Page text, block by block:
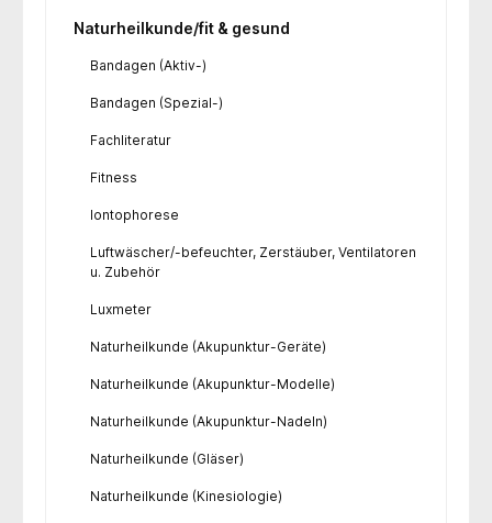
Naturheilkunde/fit & gesund
Bandagen (Aktiv-)
Bandagen (Spezial-)
Fachliteratur
Fitness
Iontophorese
Luftwäscher/-befeuchter, Zerstäuber, Ventilatoren
u. Zubehör
Luxmeter
Naturheilkunde (Akupunktur-Geräte)
Naturheilkunde (Akupunktur-Modelle)
Naturheilkunde (Akupunktur-Nadeln)
Naturheilkunde (Gläser)
Naturheilkunde (Kinesiologie)